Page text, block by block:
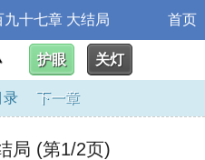
十七章 大结局 首页
护眼 关灯
录 下一章
(第1/2页)